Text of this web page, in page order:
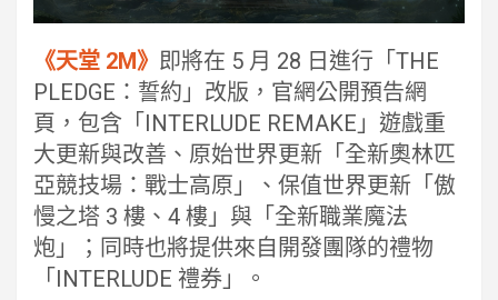
《天堂 2M》 即將在 5 月 28 日進行「THE
PLEDGE：誓約」改版，官網公開預告網
頁，包含「INTERLUDE REMAKE」遊戲重
大更新與改善、原始世界更新「全新奧林匹
亞競技場：戰士高原」、保值世界更新「傲
慢之塔 3 樓、4 樓」與「全新職業魔法
炮」；同時也將提供來自開發團隊的禮物
「INTERLUDE 禮券」。